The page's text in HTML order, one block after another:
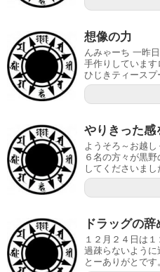
想像の力
んみゃーち 一昨
手作りしています
ひじきティースプ
やりきった感
ようそろ～お越
６名の方々が黒
してくださいまし
ドラッグの
１２月２４日は
過疎らないよう
とーありがとです